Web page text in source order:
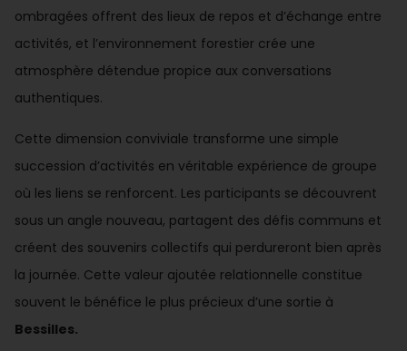
ombragées offrent des lieux de repos et d’échange entre
activités, et l’environnement forestier crée une
atmosphère détendue propice aux conversations
authentiques.
Cette dimension conviviale transforme une simple
succession d’activités en véritable expérience de groupe
où les liens se renforcent. Les participants se découvrent
sous un angle nouveau, partagent des défis communs et
créent des souvenirs collectifs qui perdureront bien après
la journée. Cette valeur ajoutée relationnelle constitue
souvent le bénéfice le plus précieux d’une sortie à
Bessilles.